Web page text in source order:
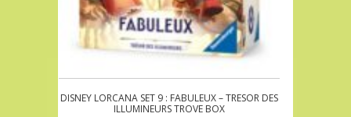
DISNEY LORCANA SET 9 : FABULEUX – TRESOR DES
ILLUMINEURS TROVE BOX